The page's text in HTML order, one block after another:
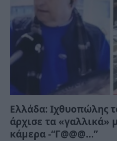
Ελλάδα: Ιχθυοπώλης
άρχισε τα «γαλλικά»
κάμερα -“Γ@@@…”